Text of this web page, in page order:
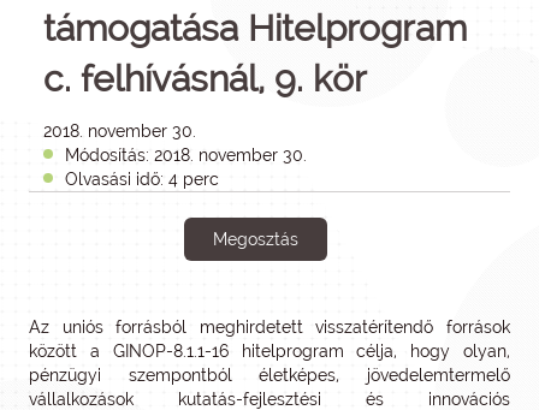
támogatása Hitelprogram
c. felhívásnál, 9. kör
2018. november 30.
Módosítás: 2018. november 30.
Olvasási idő: 4 perc
Megosztás
Az uniós forrásból meghirdetett visszatérítendő források
között a GINOP-8.1.1-16 hitelprogram célja, hogy olyan,
pénzügyi szempontból életképes, jövedelemtermelő
vállalkozások kutatás-fejlesztési és innovációs